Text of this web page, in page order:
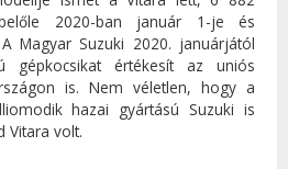
2020-ban január 1-je és
Magyar Suzuki 2020. januárjától
gépkocsikat értékesít az uniós
is. Nem véletlen, hogy a
hazai gyártású Suzuki is
Vitara volt.